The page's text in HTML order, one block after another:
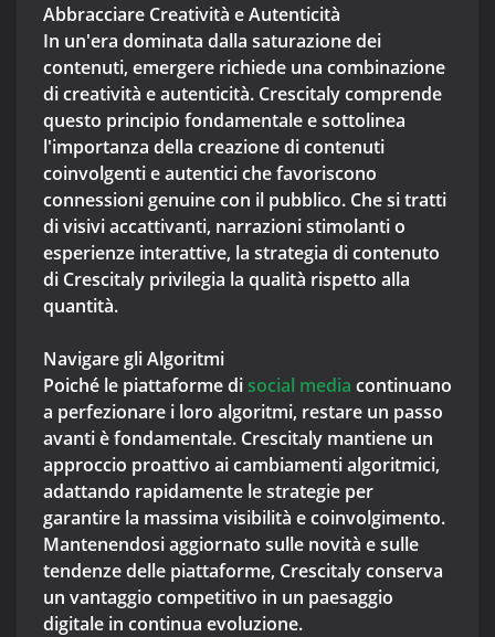
Abbracciare Creatività e Autenticità
In un'era dominata dalla saturazione dei
contenuti, emergere richiede una combinazione
di creatività e autenticità. Crescitaly comprende
questo principio fondamentale e sottolinea
l'importanza della creazione di contenuti
coinvolgenti e autentici che favoriscono
connessioni genuine con il pubblico. Che si tratti
di visivi accattivanti, narrazioni stimolanti o
esperienze interattive, la strategia di contenuto
di Crescitaly privilegia la qualità rispetto alla
quantità.
Navigare gli Algoritmi
Poiché le piattaforme di social media continuano
a perfezionare i loro algoritmi, restare un passo
avanti è fondamentale. Crescitaly mantiene un
approccio proattivo ai cambiamenti algoritmici,
adattando rapidamente le strategie per
garantire la massima visibilità e coinvolgimento.
Mantenendosi aggiornato sulle novità e sulle
tendenze delle piattaforme, Crescitaly conserva
un vantaggio competitivo in un paesaggio
digitale in continua evoluzione.